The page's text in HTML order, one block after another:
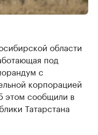
области
под
с
корпорацией
этом сообщили в
Татарстана